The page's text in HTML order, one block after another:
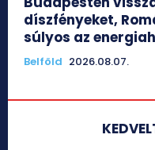
díszfényeket,
súlyos az
Belföld 2026.08.07.